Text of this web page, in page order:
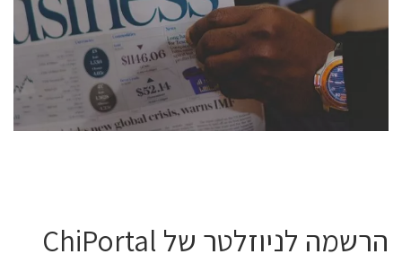
semiconductor industry, including engineers,
professional experts, and senior executives.
לחץ לפרטים
הרשמה לניוזלטר של ChiPortal